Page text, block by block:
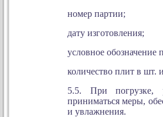
номер партии;
дату изготовления;
условное обозначение
количество плит в шт.
5.5. При погрузке,
приниматься меры,
и увлажнения.